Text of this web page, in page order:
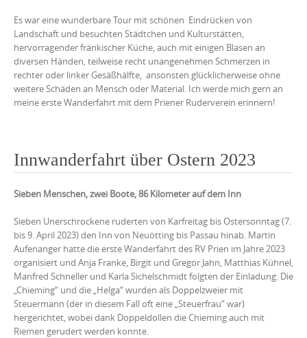
Es war eine wunderbare Tour mit schönen Eindrücken von
Landschaft und besuchten Städtchen und Kulturstätten,
hervorragender fränkischer Küche, auch mit einigen Blasen an
diversen Händen, teilweise recht unangenehmen Schmerzen in
rechter oder linker Gesäßhälfte, ansonsten glücklicherweise ohne
weitere Schäden an Mensch oder Material. Ich werde mich gern an
meine erste Wanderfahrt mit dem Priener Ruderverein erinnern!
Innwanderfahrt über Ostern 2023
Sieben Menschen, zwei Boote, 86 Kilometer auf dem Inn
Sieben Unerschrockene ruderten von Karfreitag bis Ostersonntag (7.
bis 9. April 2023) den Inn von Neuötting bis Passau hinab. Martin
Aufenanger hatte die erste Wanderfahrt des RV Prien im Jahre 2023
organisiert und Anja Franke, Birgit und Gregor Jahn, Matthias Kühnel,
Manfred Schneller und Karla Sichelschmidt folgten der Einladung. Die
„Chieming“ und die „Helga“ wurden als Doppelzweier mit
Steuermann (der in diesem Fall oft eine „Steuerfrau“ war)
hergerichtet, wobei dank Doppeldollen die Chieming auch mit
Riemen gerudert werden konnte.